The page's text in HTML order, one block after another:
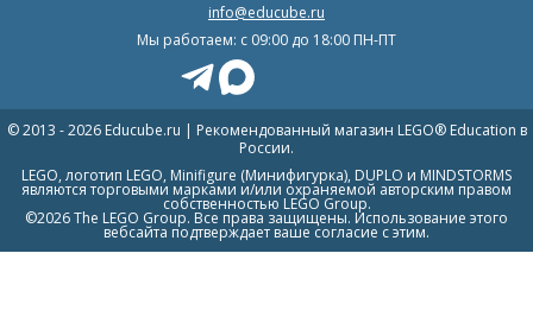
info@educube.ru
Мы работаем: c 09:00 до 18:00 ПН-ПТ
© 2013 - 2026 Educube.ru | Рекомендованный магазин LEGO® Education в
России.
LEGO, логотип LEGO, Minifigure (Минифигурка), DUPLO и MINDSTORMS
являются торговыми марками и/или охраняемой авторским правом
собственностью LEGO Group.
©2026 The LEGO Group. Все права защищены. Использование этого
вебсайта подтверждает ваше согласие с этим.